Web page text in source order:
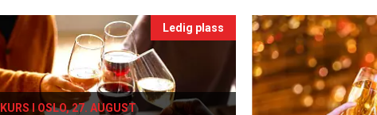
Ledig plass
KURS I OSLO, 27. AUGUST